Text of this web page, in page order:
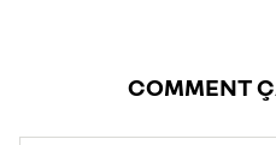
COMMENT